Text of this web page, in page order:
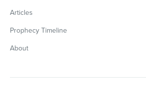
Articles
Prophecy Timeline
About